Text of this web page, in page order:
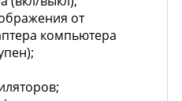
от
компьютера